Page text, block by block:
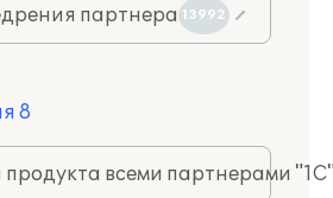
партнера 13992
8
всеми партнерами